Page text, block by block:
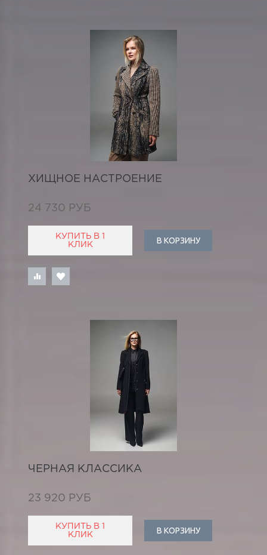
ХИЩНОЕ НАСТРОЕНИЕ
24 730 РУБ
КУПИТЬ В 1
КЛИК
В КОРЗИНУ
ЧЕРНАЯ КЛАССИКА
23 920 РУБ
КУПИТЬ В 1
КЛИК
В КОРЗИНУ